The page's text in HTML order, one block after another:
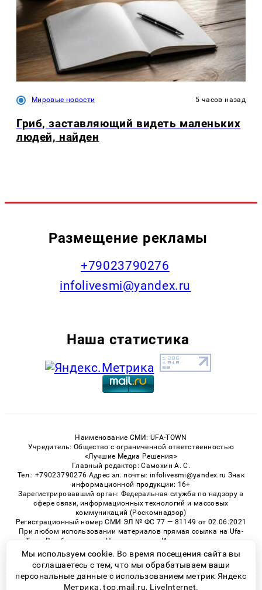
Мировые новости 5 часов назад
Гриб, заставляющий видеть маленьких
людей, найден
Размещение рекламы
+79023790276
infolivesmi@yandex.ru
Наша статистика
Наименование СМИ: UFA-TOWN
Учредитель: Общество с ограниченной ответственностью
«Лучшие Медиа Решения»
Главный редактор: Самохин А. С.
Тел.: +79023790276 Адрес эл. почты: infolivesmi@yandex.ru Знак
информационной продукции: 16+
Зарегистрировавший орган: Федеральная служба по надзору в
сфере связи, информационных технологий и массовых
коммуникаций (Роскомнадзор)
Регистрационный номер СМИ ЭЛ № ФС 77 — 81149 от 02.06.2021
При любом использовании материалов прямая ссылка на Ufa-
Town.Ru обязательна. Цитирование в Интернете возможно
только при наличии письменного разрешения.
Мы используем cookie. Во время посещения сайта вы
соглашаетесь с тем, что мы обрабатываем ваши
персональные данные с использованием метрик Яндекс
Метрика, top.mail.ru, LiveInternet.